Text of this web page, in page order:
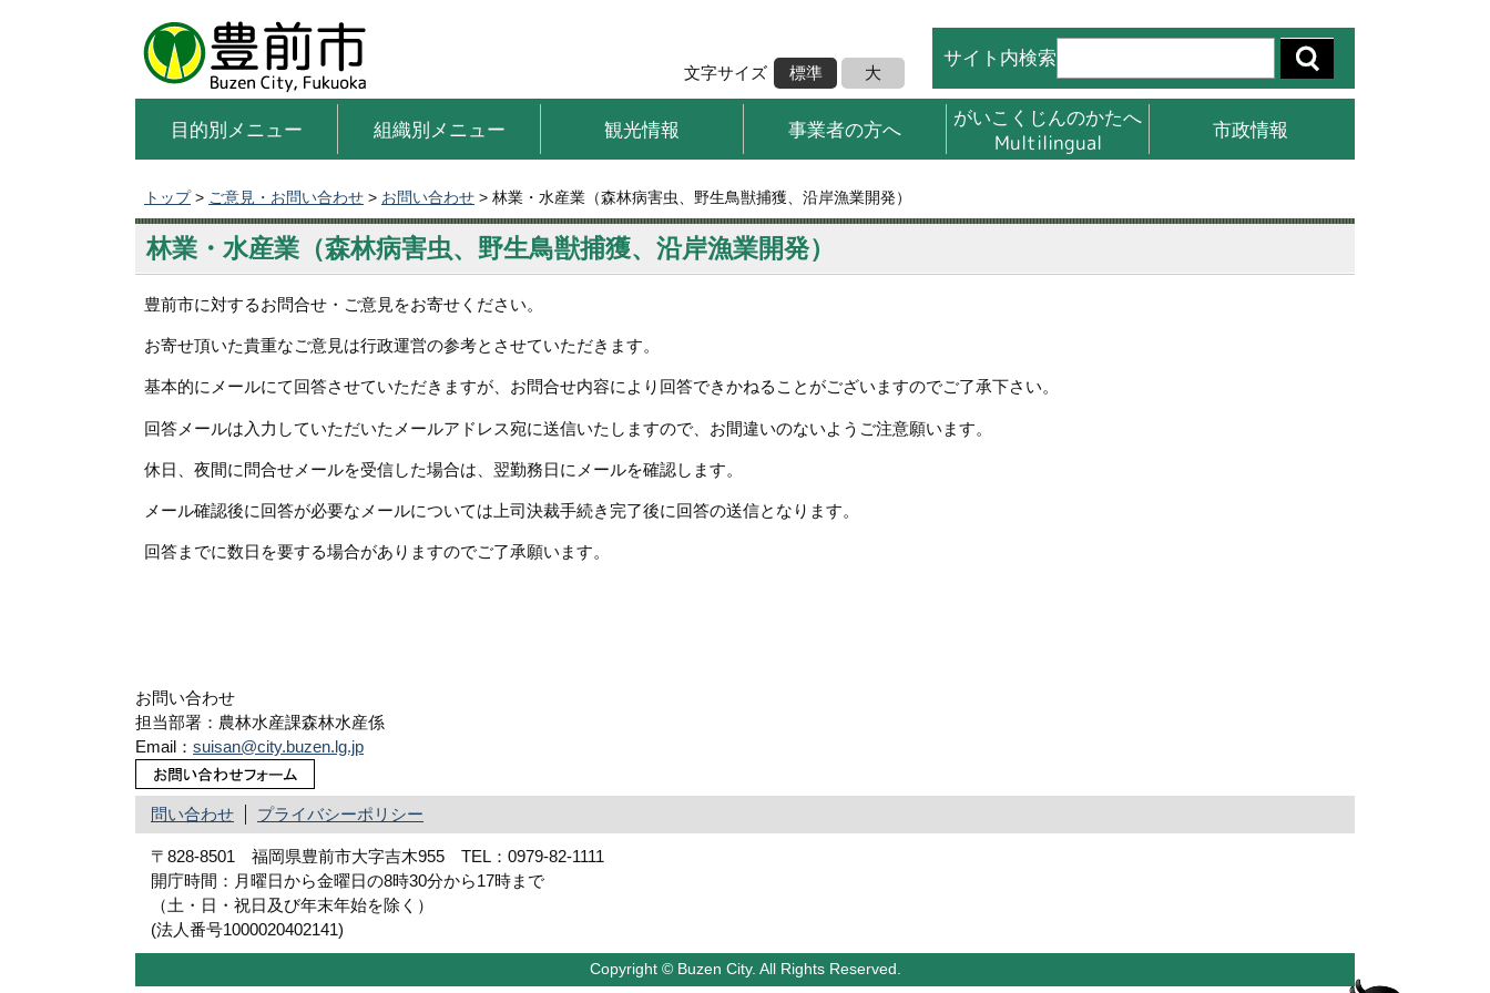
目的別メニュー 組織別メニュー 観光情報 事業者の方へ
がいこくじんのかたへ
Multilingual
市政情報
文字サイズ 標準 大
サイト内検索
トップ> ご意見・お問い合わせ > お問い合わせ > 林業・水産業（森林病害虫、野生鳥獣捕獲、沿岸漁業開発）
林業・水産業（森林病害虫、野生鳥獣捕獲、沿岸漁業開発）
豊前市に対するお問合せ・ご意見をお寄せください。
お寄せ頂いた貴重なご意見は行政運営の参考とさせていただきます。
基本的にメールにて回答させていただきますが、お問合せ内容により回答できかねることがございますのでご了承下さい。
回答メールは入力していただいたメールアドレス宛に送信いたしますので、お間違いのないようご注意願います。
休日、夜間に問合せメールを受信した場合は、翌勤務日にメールを確認します。
メール確認後に回答が必要なメールについては上司決裁手続き完了後に回答の送信となります。
回答までに数日を要する場合がありますのでご了承願います。
お問い合わせ
担当部署：農林水産課森林水産係
Email： suisan@city.buzen.lg.jp
問い合わせ プライバシーポリシー
〒828-8501 福岡県豊前市大字吉木955 TEL：0979-82-1111
開庁時間：月曜日から金曜日の8時30分から17時まで
（土・日・祝日及び年末年始を除く）
(法人番号1000020402141)
Copyright © Buzen City. All Rights Reserved.